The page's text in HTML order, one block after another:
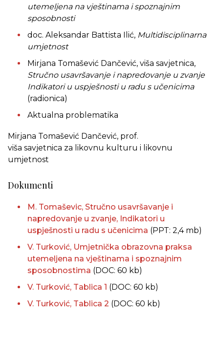
utemeljena na vještinama i spoznajnim
sposobnosti
doc. Aleksandar Battista Ilić, Multidisciplinarna
umjetnost
Mirjana Tomašević Dančević, viša savjetnica,
Stručno usavršavanje i napredovanje u zvanje
Indikatori u uspješnosti u radu s učenicima
(radionica)
Aktualna problematika
Mirjana Tomašević Dančević, prof.
viša savjetnica za likovnu kulturu i likovnu
umjetnost
Dokumenti
M. Tomaševic, Stručno usavršavanje i
napredovanje u zvanje, Indikatori u
uspješnosti u radu s učenicima (PPT: 2,4 mb)
V. Turković, Umjetnička obrazovna praksa
utemeljena na vještinama i spoznajnim
sposobnostima (DOC: 60 kb)
V. Turković, Tablica 1 (DOC: 60 kb)
V. Turković, Tablica 2 (DOC: 60 kb)